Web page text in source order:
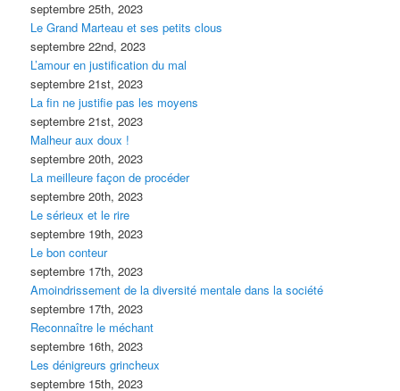
septembre 25th, 2023
Le Grand Marteau et ses petits clous
septembre 22nd, 2023
L’amour en justification du mal
septembre 21st, 2023
La fin ne justifie pas les moyens
septembre 21st, 2023
Malheur aux doux !
septembre 20th, 2023
La meilleure façon de procéder
septembre 20th, 2023
Le sérieux et le rire
septembre 19th, 2023
Le bon conteur
septembre 17th, 2023
Amoindrissement de la diversité mentale dans la société
septembre 17th, 2023
Reconnaître le méchant
septembre 16th, 2023
Les dénigreurs grincheux
septembre 15th, 2023